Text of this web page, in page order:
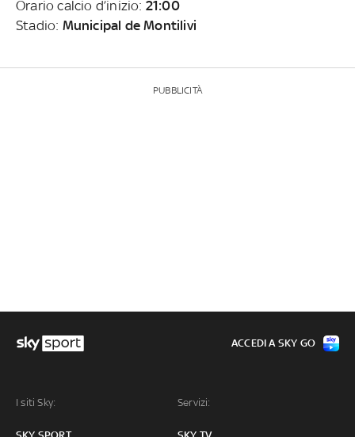
Orario calcio d’inizio: 21:00
Stadio: Municipal de Montilivi
PUBBLICITÀ
I siti Sky: Servizi:
ACCEDI A SKY GO